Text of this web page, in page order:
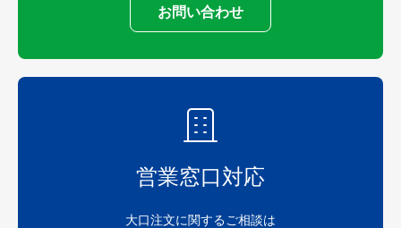
お問い合わせ
営業窓口対応
大口注文に関するご相談は